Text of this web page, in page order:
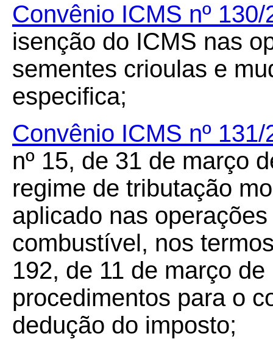
Convênio ICMS nº 130/
isenção do ICMS nas
sementes crioulas e
especifica;
Convênio ICMS nº 131/
nº 15, de 31 de março
regime de tributação
aplicado nas
combustível, nos
192, de 11 de março
procedimentos para o
dedução do imposto;